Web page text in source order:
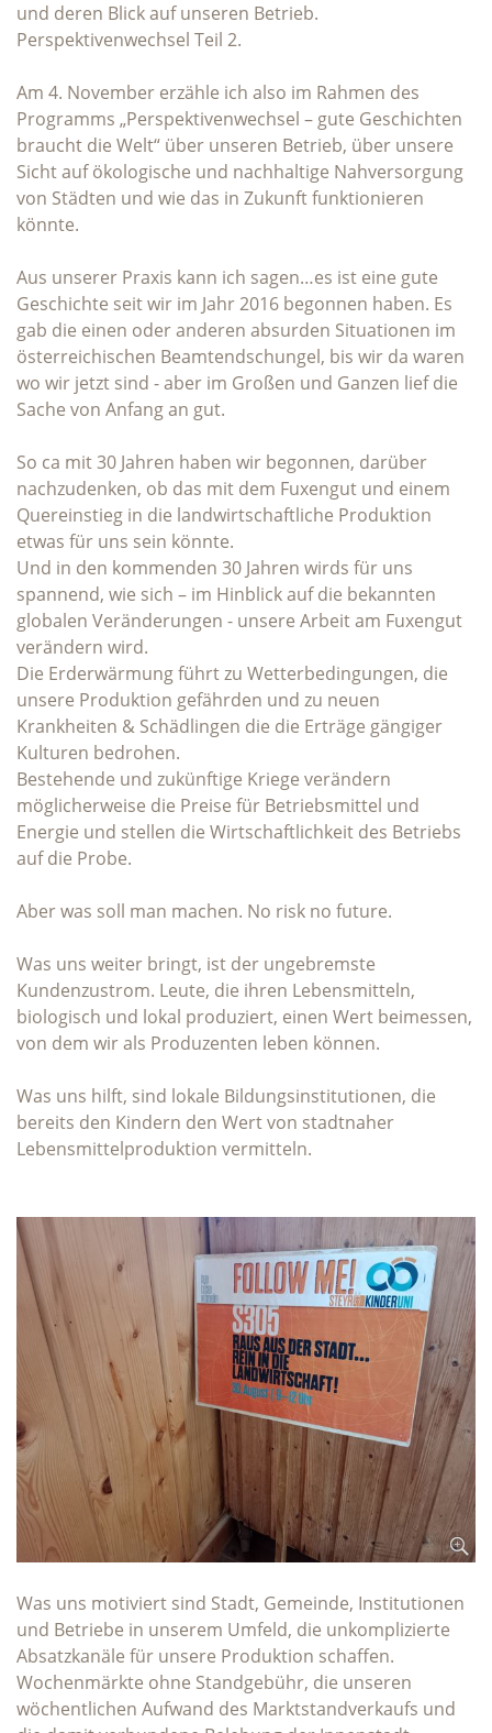
und deren Blick auf unseren Betrieb.
Perspektivenwechsel Teil 2.
Am 4. November erzähle ich also im Rahmen des
Programms „Perspektivenwechsel – gute Geschichten
braucht die Welt“ über unseren Betrieb, über unsere
Sicht auf ökologische und nachhaltige Nahversorgung
von Städten und wie das in Zukunft funktionieren
könnte.
Aus unserer Praxis kann ich sagen…es ist eine gute
Geschichte seit wir im Jahr 2016 begonnen haben. Es
gab die einen oder anderen absurden Situationen im
österreichischen Beamtendschungel, bis wir da waren
wo wir jetzt sind - aber im Großen und Ganzen lief die
Sache von Anfang an gut.
So ca mit 30 Jahren haben wir begonnen, darüber
nachzudenken, ob das mit dem Fuxengut und einem
Quereinstieg in die landwirtschaftliche Produktion
etwas für uns sein könnte.
Und in den kommenden 30 Jahren wirds für uns
spannend, wie sich – im Hinblick auf die bekannten
globalen Veränderungen - unsere Arbeit am Fuxengut
verändern wird.
Die Erderwärmung führt zu Wetterbedingungen, die
unsere Produktion gefährden und zu neuen
Krankheiten & Schädlingen die die Erträge gängiger
Kulturen bedrohen.
Bestehende und zukünftige Kriege verändern
möglicherweise die Preise für Betriebsmittel und
Energie und stellen die Wirtschaftlichkeit des Betriebs
auf die Probe.
Aber was soll man machen. No risk no future.
Was uns weiter bringt, ist der ungebremste
Kundenzustrom. Leute, die ihren Lebensmitteln,
biologisch und lokal produziert, einen Wert beimessen,
von dem wir als Produzenten leben können.
Was uns hilft, sind lokale Bildungsinstitutionen, die
bereits den Kindern den Wert von stadtnaher
Lebensmittelproduktion vermitteln.
Was uns motiviert sind Stadt, Gemeinde, Institutionen
und Betriebe in unserem Umfeld, die unkomplizierte
Absatzkanäle für unsere Produktion schaffen.
Wochenmärkte ohne Standgebühr, die unseren
wöchentlichen Aufwand des Marktstandverkaufs und